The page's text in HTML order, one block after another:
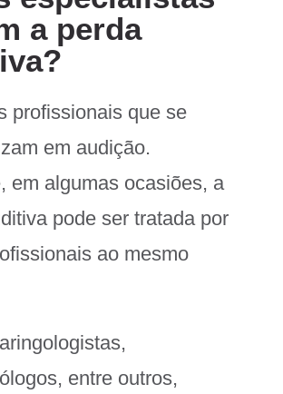
a perda
profissionais que se
em audição.
em algumas ocasiões, a
pode ser tratada por
ao mesmo
entre outros,